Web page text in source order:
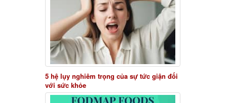
5 hệ lụy nghiêm trọng của sự tức giận đối
với sức khỏe